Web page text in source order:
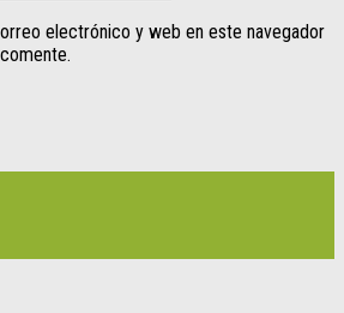
electrónico y web en este navegador